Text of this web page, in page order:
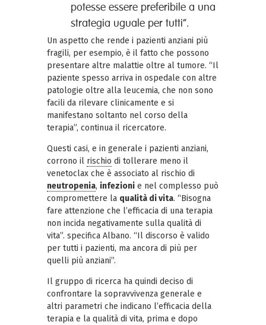
potesse essere preferibile a una
strategia uguale per tutti”.
Un aspetto che rende i pazienti anziani più
fragili, per esempio, è il fatto che possono
presentare altre malattie oltre al tumore. “Il
paziente spesso arriva in ospedale con altre
patologie oltre alla leucemia, che non sono
facili da rilevare clinicamente e si
manifestano soltanto nel corso della
terapia”, continua il ricercatore.
Questi casi, e in generale i pazienti anziani,
corrono il rischio di tollerare meno il
venetoclax che è associato al rischio di
neutropenia, infezioni e nel complesso può
compromettere la qualità di vita. “Bisogna
fare attenzione che l’efficacia di una terapia
non incida negativamente sulla qualità di
vita”. specifica Albano. “Il discorso è valido
per tutti i pazienti, ma ancora di più per
quelli più anziani”.
Il gruppo di ricerca ha quindi deciso di
confrontare la sopravvivenza generale e
altri parametri che indicano l’efficacia della
terapia e la qualità di vita, prima e dopo